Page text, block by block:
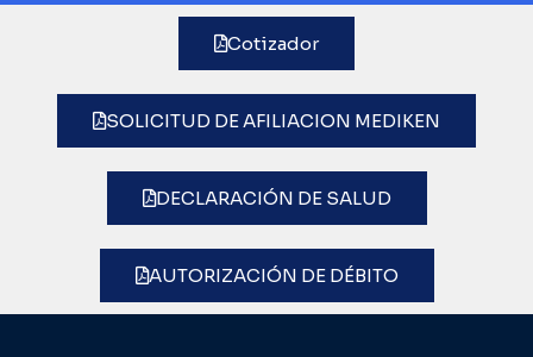
Cotizador
SOLICITUD DE AFILIACION MEDIKEN
DECLARACIÓN DE SALUD
AUTORIZACIÓN DE DÉBITO